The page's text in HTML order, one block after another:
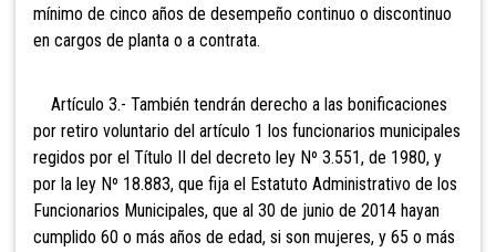
mínimo de cinco años de desempeño continuo o discontinuo
en cargos de planta o a contrata.
Artículo 3.- También tendrán derecho a las bonificaciones
por retiro voluntario del artículo 1 los funcionarios municipales
regidos por el Título II del decreto ley Nº 3.551, de 1980, y
por la ley Nº 18.883, que fija el Estatuto Administrativo de los
Funcionarios Municipales, que al 30 de junio de 2014 hayan
cumplido 60 o más años de edad, si son mujeres, y 65 o más